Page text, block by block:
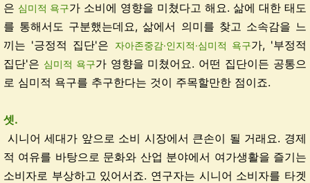
은 심미적 욕구가 소비에 영향을 미쳤다고 해요. 삶에 대한 태도
를 통해서도 구분했는데요, 삶에서 의미를 찾고 소속감을 느
끼는 '긍정적 집단'은
자아존중감·인지적·심미적 욕구가, '부정적
집단'은 심미적 욕구가영향을 미쳤어요. 어떤 집단이든 공통으
로 심미적 욕구를 추구한다는 것이 주목할만한 점이죠.
셋.
시니어 세대가 앞으로 소비 시장에서 큰손이 될 거래요. 경제
적 여유를 바탕으로 문화와 산업 분야에서 여가생활을 즐기는
소비자로 부상하고 있어서죠. 연구자는 시니어 소비자를 타겟